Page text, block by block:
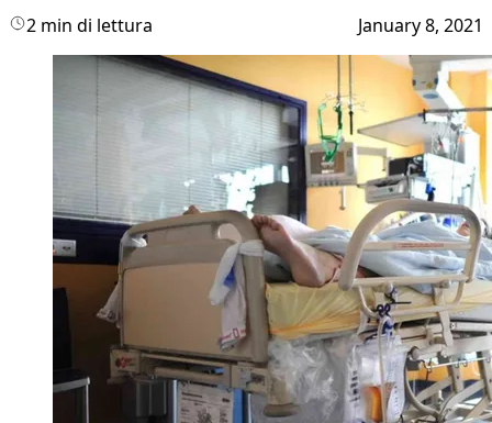
2 min di lettura January 8, 2021